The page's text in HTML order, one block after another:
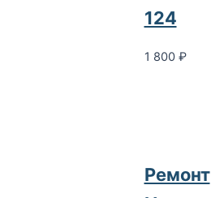
124
1 800 ₽
Ремонт